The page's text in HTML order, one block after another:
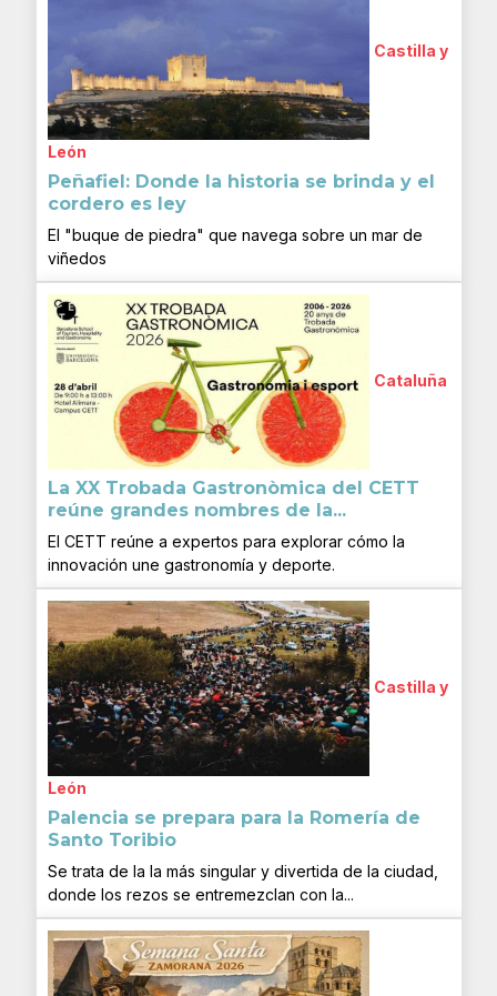
Castilla y
León
Peñafiel: Donde la historia se brinda y el
cordero es ley
El "buque de piedra" que navega sobre un mar de
viñedos
Cataluña
La XX Trobada Gastronòmica del CETT
reúne grandes nombres de la...
El CETT reúne a expertos para explorar cómo la
innovación une gastronomía y deporte.
Castilla y
León
Palencia se prepara para la Romería de
Santo Toribio
Se trata de la la más singular y divertida de la ciudad,
donde los rezos se entremezclan con la...